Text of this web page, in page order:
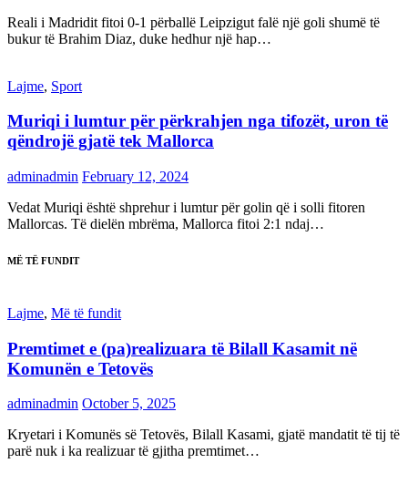
Reali i Madridit fitoi 0-1 përballë Leipzigut falë një goli shumë të
bukur të Brahim Diaz, duke hedhur një hap…
Lajme, Sport
Muriqi i lumtur për përkrahjen nga tifozët, uron të
qëndrojë gjatë tek Mallorca
adminadmin February 12, 2024
Vedat Muriqi është shprehur i lumtur për golin që i solli fitoren
Mallorcas. Të dielën mbrëma, Mallorca fitoi 2:1 ndaj…
MË TË FUNDIT
Lajme, Më të fundit
Premtimet e (pa)realizuara të Bilall Kasamit në
Komunën e Tetovës
adminadmin October 5, 2025
Kryetari i Komunës së Tetovës, Bilall Kasami, gjatë mandatit të tij të
parë nuk i ka realizuar të gjitha premtimet…